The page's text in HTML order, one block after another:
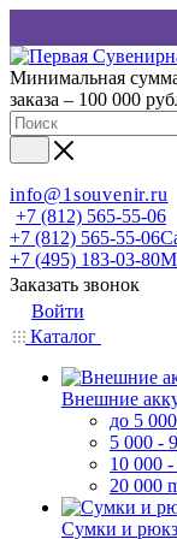
Минимальная
заказа – 100 000
info@1souvenir.ru
+7 (812) 565-55-06
+7 (812) 565-55-06
+7 (495) 183-03-80
Заказать звонок
Войти
Каталог
Внешние
до 5
5 000 -
10 000
20 000
Сумки и